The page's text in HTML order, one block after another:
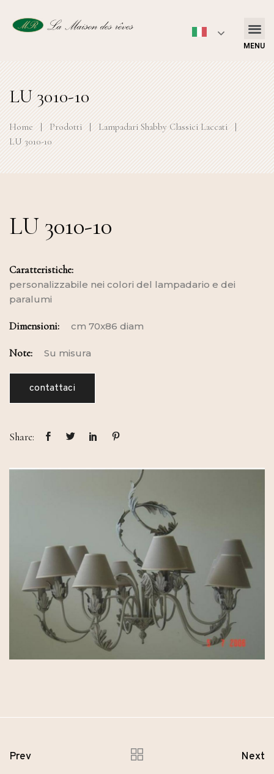
MENU
LU 3010-10
Home | Prodotti | Lampadari Shabby Classici Laccati
|
LU 3010-10
LU 3010-10
Caratteristiche:
personalizzabile nei colori del lampadario e dei
paralumi
Dimensioni: cm 70x86 diam
Note: Su misura
contattaci
Share:
Prev Next